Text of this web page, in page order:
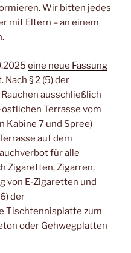
Wir bitten jedes
mit Eltern – an einem
eine neue Fassung
Nach § 2 (5) der
ausschließlich
Terrasse vom
Kabine 7 und Spree)
auf dem
für alle
Zigaretten, Zigarren,
von E-Zigaretten und
der
Tischtennisplatte zum
oder Gehwegplatten